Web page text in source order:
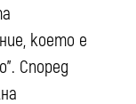
което е
Според